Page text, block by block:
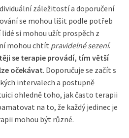
záležitostí a doporučení
se mohou lišit podle potřeb
si mohou užít prospěch z
mohou chtít pravidelné sezení.
se terapie provádí, tím větší
očekávat. Doporučuje se začít s
intervalech a postupně
ohledně toho, jak často terapii
na to, že každý jedinec je
mohou být různé.